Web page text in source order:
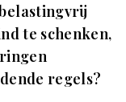
te schenken,
regels?